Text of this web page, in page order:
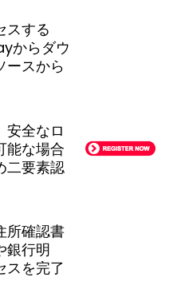
スする
からダウ
ースから
安全なロ
能な場合
二要素認
所確認書
銀行明
スを完了